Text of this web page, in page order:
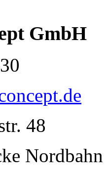
GmbH
48
Nordbahn